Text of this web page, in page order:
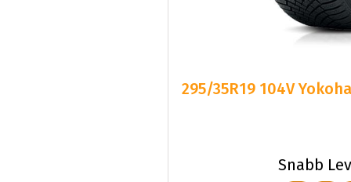
295/35R19 104V
Snabb